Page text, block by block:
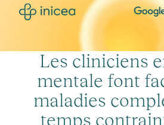
Les cliniciens e
mentale font fa
maladies compl
temps contrain